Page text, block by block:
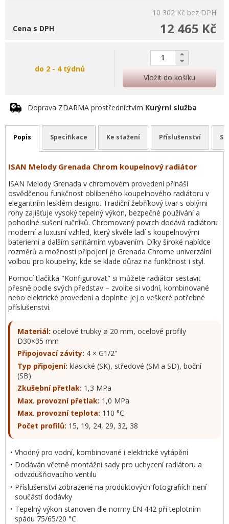
10 302 Kč bez DPH
12 465 Kč
Cena s DPH
do 2 - 4 týdnů
Vložit do košíku
Doprava ZDARMA prostřednictvím Kurýrní služba
Popis Specifikace Ke stažení Příslušenství
ISAN Melody Grenada Chrom koupelnový radiátor
ISAN Melody Grenada v chromovém provedení přináší
osvědčenou funkčnost oblíbeného koupelnového radiátoru v
elegantním lesklém designu. Tradiční žebříkový tvar s oblými
rohy zajišťuje vysoký tepelný výkon, bezpečné používání a
pohodlné sušení ručníků. Chromovaný povrch dodává radiátoru
moderní a luxusní vzhled, který skvěle ladí s koupelnovými
bateriemi a dalším sanitárním vybavením. Díky široké nabídce
rozměrů a možností připojení je Grenada Chrome univerzální
volbou pro koupelny, kde se klade důraz na funkčnost i styl.
Pomocí tlačítka "Konfigurovat" si můžete radiátor sestavit
přesně podle svých představ – zvolíte si vodní, kombinované
nebo elektrické provedení a doplníte jej o veškeré potřebné
příslušenství.
Materiál: ocelové trubky ø 20 mm, ocelové profily
D30×35 mm
Připojovací závity: 4 × G1/2"
Typ připojení: klasické (SK), středové (SM a SD), boční
(SB)
Zkušební přetlak: 1,3 MPa
Max. provozní přetlak: 1,0 MPa
Max. provozní teplota: 110 °C
Počet profilů: 15, 19, 24, 29, 32, 38
Vhodný pro vodní, kombinované i elektrické vytápění
Dodáván včetně montážní sady pro uchycení radiátoru a
odvzdušňovacího ventilu
Příslušenství zobrazené na produktových fotografiích není
součástí dodávky
Tepelný výkon stanoven dle normy EN 442 při teplotním
spádu 75/65/20 °C